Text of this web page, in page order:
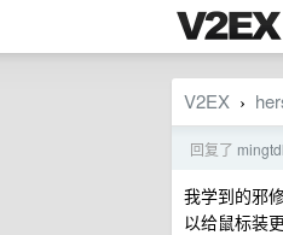
V2EX ›
回复了
我学到的邪
以给鼠标装